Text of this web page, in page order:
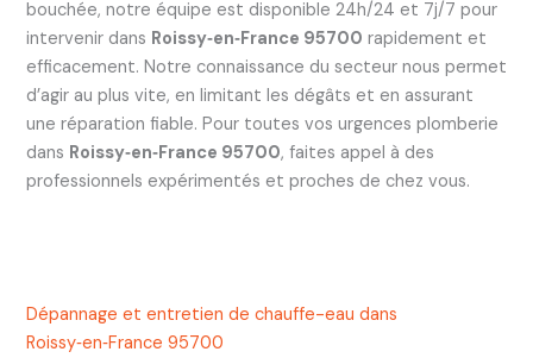
bouchée, notre équipe est disponible 24h/24 et 7j/7 pour
intervenir dans Roissy‑en‑France 95700 rapidement et
efficacement. Notre connaissance du secteur nous permet
d’agir au plus vite, en limitant les dégâts et en assurant
une réparation fiable. Pour toutes vos urgences plomberie
dans Roissy‑en‑France 95700, faites appel à des
professionnels expérimentés et proches de chez vous.
Dépannage et entretien de chauffe-eau dans
Roissy‑en‑France 95700